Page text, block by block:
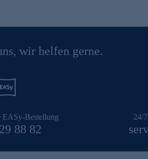
wir helfen gerne.
EASy-Bestellung
88 82
24/